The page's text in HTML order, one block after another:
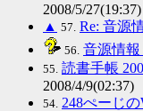
2008/5/27(19:37)
▲ 57. Re: 音源
56. 音源情
55. 読書手帳
2008/4/9(02:37)
54. 248ぺーじの